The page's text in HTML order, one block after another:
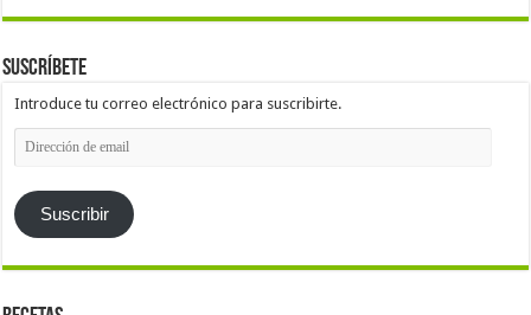
Suscríbete
Introduce tu correo electrónico para suscribirte.
Dirección
de
Suscribir